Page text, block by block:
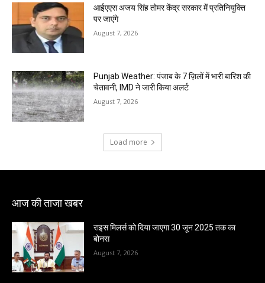
आईएएस अजय सिंह तोमर केंद्र सरकार में प्रतिनियुक्ति
पर जाएंगे
August 7, 2026
Punjab Weather: पंजाब के 7 ज़िलों में भारी बारिश की
चेतावनी, IMD ने जारी किया अलर्ट
August 7, 2026
Load more
आज की ताजा खबर
राइस मिलर्स को दिया जाएगा 30 जून 2025 तक का
बोनस
August 7, 2026